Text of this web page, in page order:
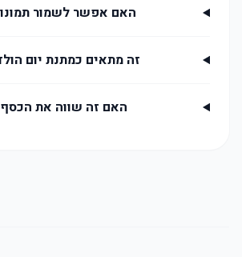
האם אפשר לשמור
זה מתאים כמתנת יום
האם זה שווה את